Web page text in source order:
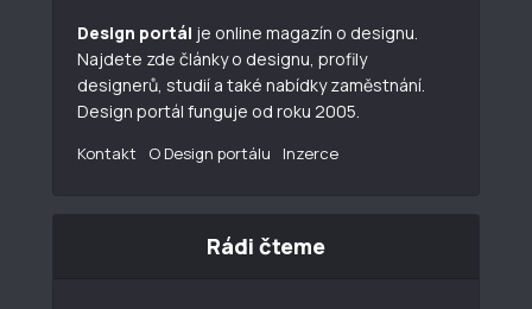
Design portál je online magazín o designu.
Najdete zde články o designu, profily
designerů, studií a také nabídky zaměstnání.
Design portál funguje od roku 2005.
Kontakt O Design portálu Inzerce
Rádi čteme